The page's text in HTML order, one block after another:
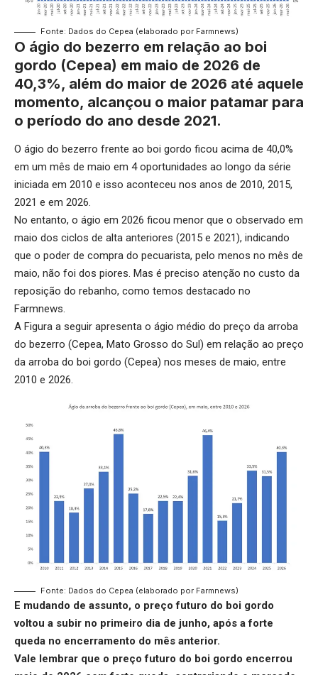
Fonte: Dados do Cepea (elaborado por Farmnews)
O ágio do bezerro em relação ao boi
gordo (Cepea) em maio de 2026 de
40,3%, além do maior de 2026 até aquele
momento, alcançou o maior patamar para
o período do ano desde 2021.
O ágio do bezerro frente ao boi gordo ficou acima de 40,0%
em um mês de maio em 4 oportunidades ao longo da série
iniciada em 2010 e isso aconteceu nos anos de 2010, 2015,
2021 e em 2026.
No entanto, o ágio em 2026 ficou menor que o observado em
maio dos ciclos de alta anteriores (2015 e 2021), indicando
que o poder de compra do pecuarista, pelo menos no mês de
maio, não foi dos piores. Mas é preciso atenção no custo da
reposição do rebanho, como temos destacado no
Farmnews.
A Figura a seguir apresenta o ágio médio do preço da arroba
do bezerro (Cepea, Mato Grosso do Sul) em relação ao preço
da arroba do boi gordo (Cepea) nos meses de maio, entre
2010 e 2026.
Fonte: Dados do Cepea (elaborado por Farmnews)
E mudando de assunto, o preço futuro do boi gordo
voltou a subir no primeiro dia de junho, após a forte
queda no encerramento do mês anterior.
Vale lembrar que o preço futuro do boi gordo encerrou